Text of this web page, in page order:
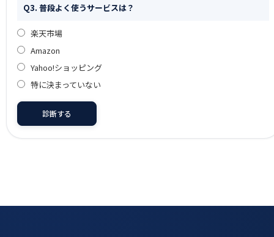
Q3. 普段よく使うサービスは？
楽天市場
Amazon
Yahoo!ショッピング
特に決まっていない
診断する